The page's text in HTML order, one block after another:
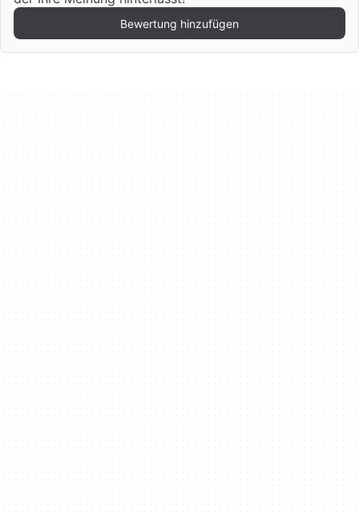
Bewertung hinzufügen